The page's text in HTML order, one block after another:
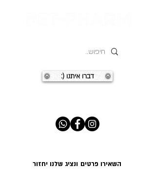
:) דברו איתנו
השאירו פרטים ונציג שלנו יחזור